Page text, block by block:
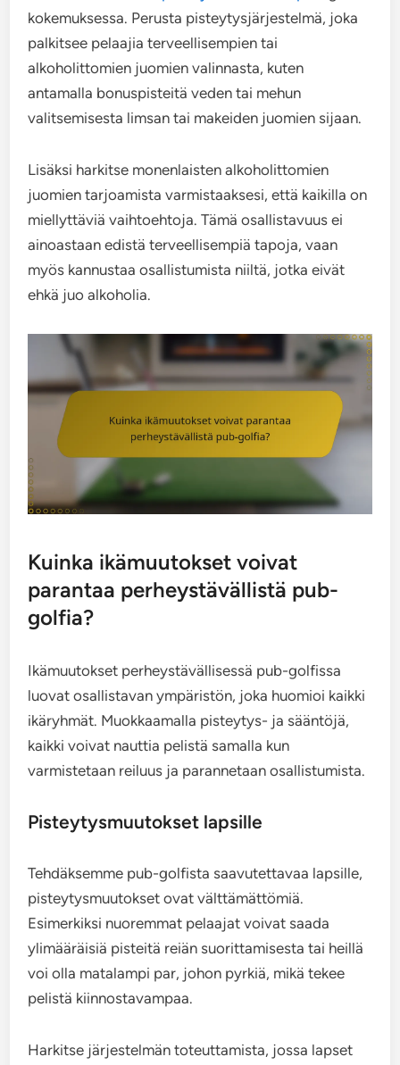
kokemuksessa. Perusta pisteytysjärjestelmä, joka
palkitsee pelaajia terveellisempien tai
alkoholittomien juomien valinnasta, kuten
antamalla bonuspisteitä veden tai mehun
valitsemisesta limsan tai makeiden juomien sijaan.
Lisäksi harkitse monenlaisten alkoholittomien
juomien tarjoamista varmistaaksesi, että kaikilla on
miellyttäviä vaihtoehtoja. Tämä osallistavuus ei
ainoastaan edistä terveellisempiä tapoja, vaan
myös kannustaa osallistumista niiltä, jotka eivät
ehkä juo alkoholia.
Kuinka ikämuutokset voivat
parantaa perheystävällistä pub-
golfia?
Ikämuutokset perheystävällisessä pub-golfissa
luovat osallistavan ympäristön, joka huomioi kaikki
ikäryhmät. Muokkaamalla pisteytys- ja sääntöjä,
kaikki voivat nauttia pelistä samalla kun
varmistetaan reiluus ja parannetaan osallistumista.
Pisteytysmuutokset lapsille
Tehdäksemme pub-golfista saavutettavaa lapsille,
pisteytysmuutokset ovat välttämättömiä.
Esimerkiksi nuoremmat pelaajat voivat saada
ylimääräisiä pisteitä reiän suorittamisesta tai heillä
voi olla matalampi par, johon pyrkiä, mikä tekee
pelistä kiinnostavampaa.
Harkitse järjestelmän toteuttamista, jossa lapset